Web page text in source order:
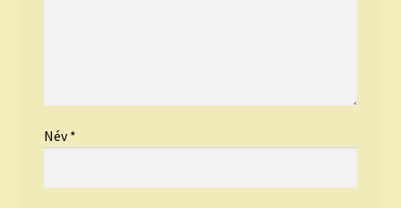
Név*